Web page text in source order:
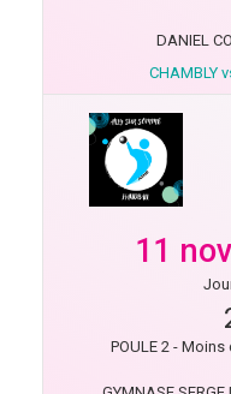
DANIEL
CHAMBLY
11
POULE 2 -